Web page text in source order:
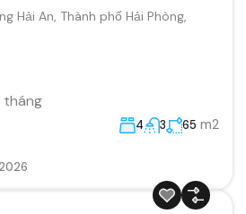
Hải An, Thành phố Hải Phòng,
4 3 65 m2